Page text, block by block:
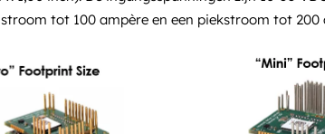
tot 100 ampère en een piekstroom tot 200